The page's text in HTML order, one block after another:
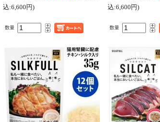
込:6,600円)
数量
込:6,600円)
数量